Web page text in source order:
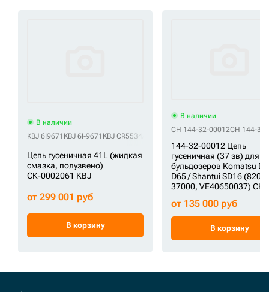
В наличии
KBJ 6I9671 KBJ 6I-9671 KBJ CR5534/41
Цепь гусеничная 41L (жидкая
смазка, полузвено)
СК-0002061 KBJ
от 299 001 руб
В корзину
В наличии
CH 144-32-00012CH 144-
144-32-00012 Цепь
гусеничная (37 зв) для
бульдозеров Komatsu
D65 / Shantui SD16
37000, VE40650037) CH
от 135 000 руб
В корзину